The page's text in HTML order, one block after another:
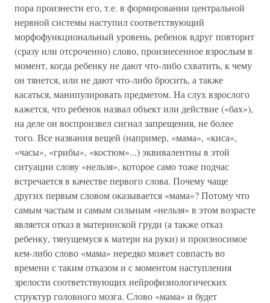
пора произнести его, т.е. в формировании центральной
нервной системы наступил соответствующий
морфофункциональный уровень, ребенок вдруг повторит
(сразу или отсроченно) слово, произнесенное взрослым в
момент, когда ребенку не дают что-либо схватить, к чему
он тянется, или не дают что-либо бросить, а также
касаться, манипулировать предметом. На слух взрослого
кажется, что ребенок назвал объект или действие («бах»),
на деле он воспроизвел сигнал запрещения, не более
того. Все названия вещей (например, «мама», «киса»,
«часы», «грибы», «костюм»...) эквивалентны в этой
ситуации слову «нельзя», которое само тоже подчас
встречается в качестве первого слова. Почему чаще
других первым словом оказывается «мама»? Потому что
самым частым и самым сильным «нельзя» в этом возрасте
является отказ в материнской груди (а также отказ
ребенку, тянущемуся к матери на руки) и произносимое
кем-либо слово «мама» нередко может совпасть во
времени с таким отказом и с моментом наступления
зрелости соответствующих нейрофизиологических
структур головного мозга. Слово «мама» и будет